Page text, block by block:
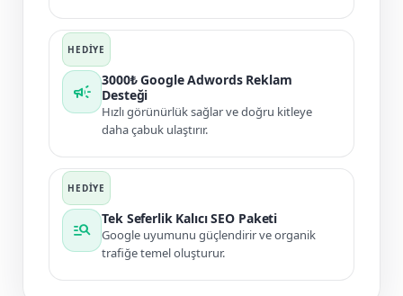
campaign
3000₺ Google Adwords Reklam
Desteği
Hızlı görünürlük sağlar ve doğru kitleye
daha çabuk ulaştırır.
manage_search
Tek Seferlik Kalıcı SEO Paketi
Google uyumunu güçlendirir ve organik
trafiğe temel oluşturur.